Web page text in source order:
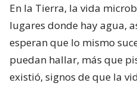
En la Tierra, la vida
lugares donde hay agua,
esperan que lo mismo
puedan hallar, más que
existió, signos de que la